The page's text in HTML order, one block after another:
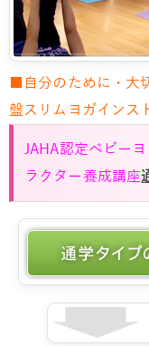
■自分のために・
盤スリムヨガインス
JAHA認定ベビー
ラクター養成講座